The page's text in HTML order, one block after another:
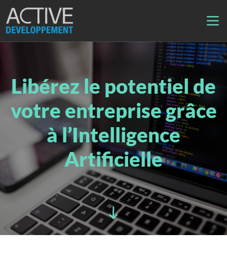
Libérez le potentiel de
votre entreprise grâce
à l’Intelligence
Artificielle